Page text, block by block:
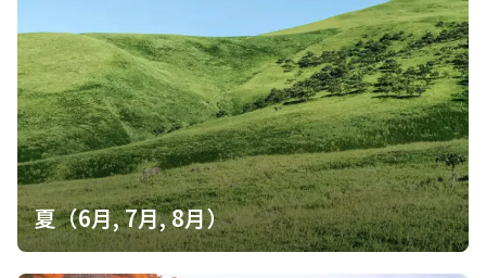
夏（6月, 7月, 8月）